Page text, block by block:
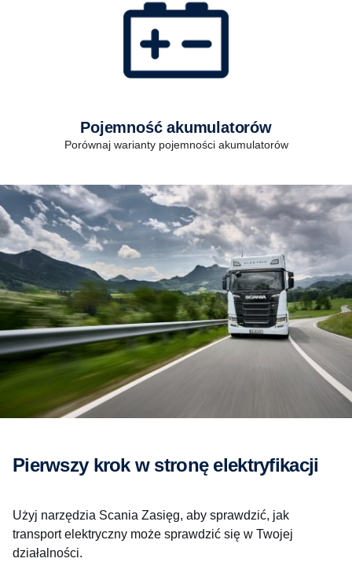
Pojemność akumulatorów
Porównaj warianty pojemności akumulatorów
Pierwszy krok w stronę elektryfikacji
Użyj narzędzia Scania Zasięg, aby sprawdzić, jak
transport elektryczny może sprawdzić się w Twojej
działalności.